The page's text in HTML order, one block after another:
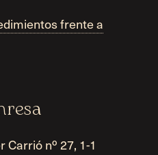
frente a
Carrió nº 27, 1-1